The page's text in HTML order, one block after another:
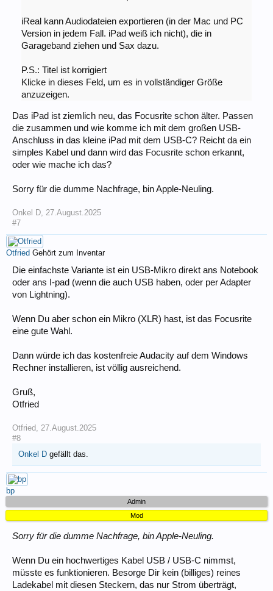
iReal kann Audiodateien exportieren (in der Mac und PC
Version in jedem Fall. iPad weiß ich nicht), die in
Garageband ziehen und Sax dazu.
P.S.: Titel ist korrigiert
Klicke in dieses Feld, um es in vollständiger Größe
anzuzeigen.
Das iPad ist ziemlich neu, das Focusrite schon älter. Passen
die zusammen und wie komme ich mit dem großen USB-
Anschluss in das kleine iPad mit dem USB-C? Reicht da ein
simples Kabel und dann wird das Focusrite schon erkannt,
oder wie mache ich das?
Sorry für die dumme Nachfrage, bin Apple-Neuling.
Onkel D 27.August.2025
#7
Otfried Gehört zum Inventar
Die einfachste Variante ist ein USB-Mikro direkt ans Notebook
oder ans I-pad (wenn die auch USB haben, oder per Adapter
von Lightning).
Wenn Du aber schon ein Mikro (XLR) hast, ist das Focusrite
eine gute Wahl.
Dann würde ich das kostenfreie Audacity auf dem Windows
Rechner installieren, ist völlig ausreichend.
Gruß,
Otfried
Otfried 27.August.2025
#8
Onkel D gefällt das.
bp
Admin
Mod
Sorry für die dumme Nachfrage, bin Apple-Neuling.
Wenn Du ein hochwertiges Kabel USB / USB-C nimmst,
müsste es funktionieren. Besorge Dir kein (billiges) reines
Ladekabel mit diesen Steckern, das nur Strom überträgt,